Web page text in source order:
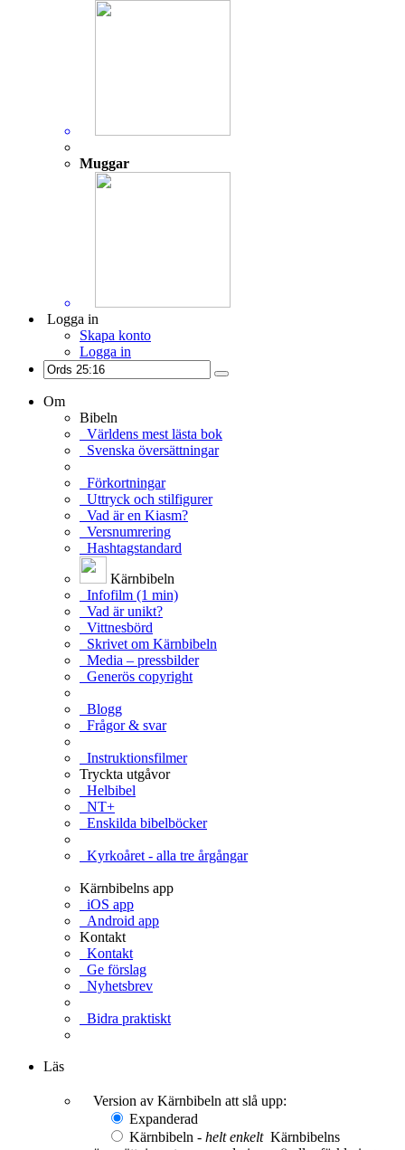
Muggar
Logga in
Skapa konto
Logga in
Om
Bibeln
Världens mest lästa bok
Svenska översättningar
Förkortningar
Uttryck och stilfigurer
Vad är en Kiasm?
Versnumrering
Hashtagstandard
Kärnbibeln
Infofilm (1 min)
Vad är unikt?
Vittnesbörd
Skrivet om Kärnbibeln
Media – pressbilder
Generös copyright
Blogg
Frågor & svar
Instruktionsfilmer
Tryckta utgåvor
Helbibel
NT+
Enskilda bibelböcker
Kyrkoåret - alla tre årgångar
Kärnbibelns app
iOS app
Android app
Kontakt
Kontakt
Ge förslag
Nyhetsbrev
Bidra praktiskt
Läs
Version av Kärnbibeln att slå upp:
Expanderad
Kärnbibeln - helt enkelt Kärnbibelns